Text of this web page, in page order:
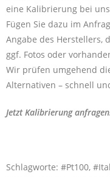
eine Kalibrierung bei
Fügen Sie dazu im
Angabe des Herstellers,
ggf. Fotos oder
Wir prüfen umgehend
Alternativen – schnell
Jetzt Kalibrierung
Schlagworte: #Pt100,